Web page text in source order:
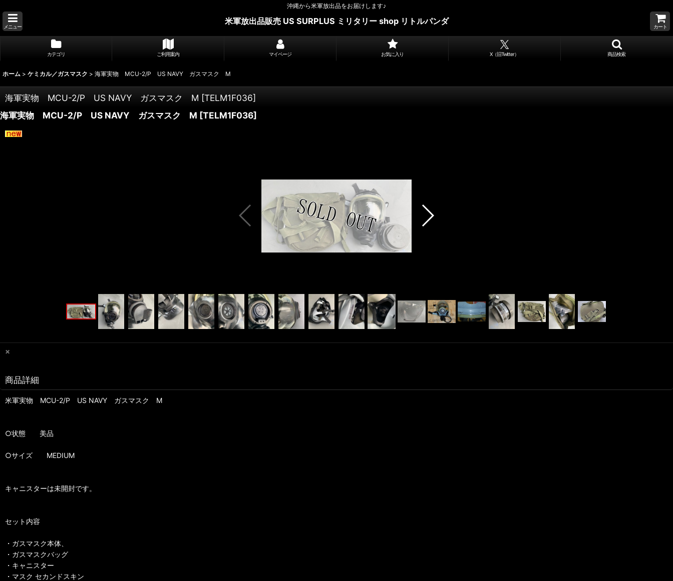
沖縄から米軍放出品をお届けします♪
メニュー
米軍放出品販売 US SURPLUS ミリタリー shop リトルパンダ
カート
カテゴリ ご利用案内 マイページ お気に入り X（旧Twitter） 商品検索
ホーム > ケミカル／ガスマスク > 海軍実物 MCU-2/P US NAVY ガスマスク M
海軍実物 MCU-2/P US NAVY ガスマスク M [TELM1F036]
海軍実物 MCU-2/P US NAVY ガスマスク M [TELM1F036]
×
商品詳細
米軍実物 MCU-2/P US NAVY ガスマスク M
○状態 美品
○サイズ MEDIUM
キャニスターは未開封です。
セット内容
・ガスマスク本体、
・ガスマスクバッグ
・キャニスター
・マスク セカンドスキン